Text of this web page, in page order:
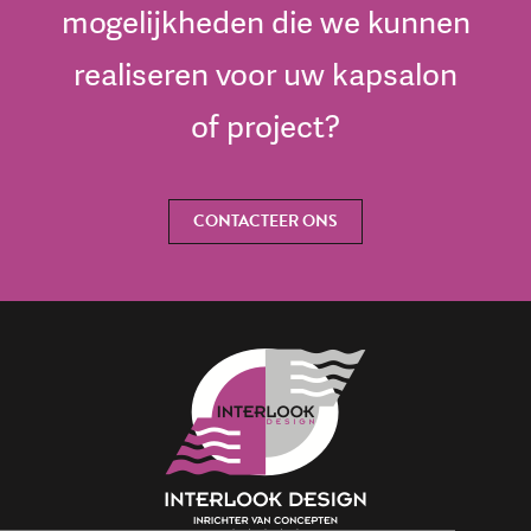
mogelijkheden die we kunnen
realiseren voor uw kapsalon
of project?
CONTACTEER ONS